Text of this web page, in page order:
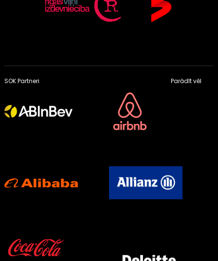
SOK Partneri Parādīt vēl